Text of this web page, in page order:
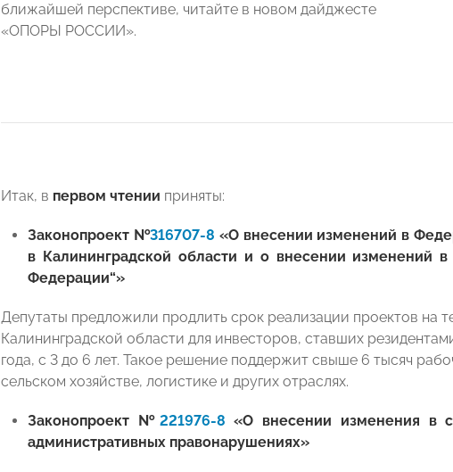
ближайшей перспективе, читайте в новом дайджесте
«ОПОРЫ РОССИИ».
Итак, в первом чтении приняты:
Законопроект №316707-8 «О внесении изменений в
в Калининградской области и о внесении изменений
Федерации“»
Депутаты предложили продлить срок реализации проектов на
Калининградской области для инвесторов, ставших
года, с 3 до 6 лет. Такое решение поддержит свыше 6 тысяч
сельском хозяйстве, логистике и других отраслях.
Законопроект № 221976-8 «О внесении изменения в
административных правонарушениях»